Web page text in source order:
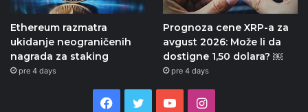
Ethereum razmatra
ukidanje neograničenih
nagrada za staking
pre 4 days
Prognoza cene XRP-a za
avgust 2026: Može li da
dostigne 1,50 dolara? ￼
pre 4 days
Facebook
TwitterYouTubeInstagram